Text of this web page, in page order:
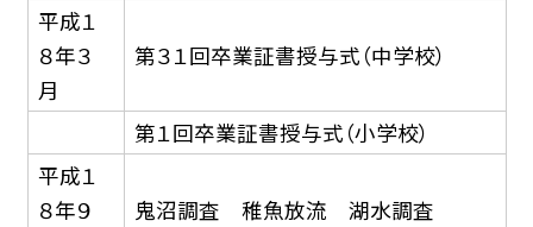
平成１
８年３
月
第３１回卒業証書授与式（中学校）
第１回卒業証書授与式（小学校）
平成１
８年９
鬼沼調査 稚魚放流 湖水調査